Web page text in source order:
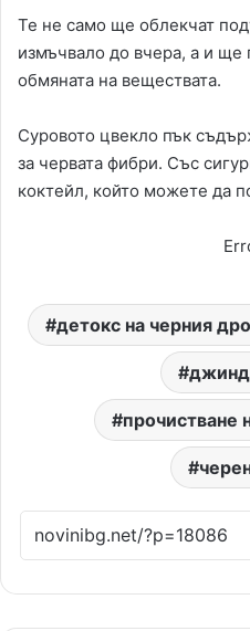
Те не само ще облекчат
измъчвало до вчера, а и ще
обмяната на веществата.
Суровото цвекло пък
за червата фибри. Със
коктейл, който можете да
детокс на черния
прочистване